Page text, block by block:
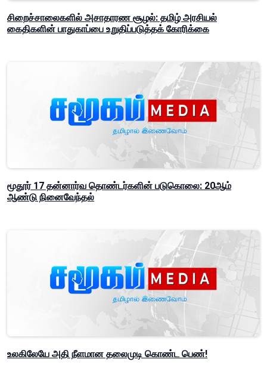
சிறைச்சாலைகளில் அசாதாரண சூழல்: தமிழ் அரசியல்
கைதிகளின் பாதுகாப்பை உறுதிப்படுத்தக் கோரிக்கை
மூதூர் 17 தன்னார்வ தொண்டர்களின் படுகொலை: 20ஆம்
ஆண்டு நினைவேந்தல்
உலகிலேயே அதி நீளமான தலைமுடி கொண்ட பெண்!